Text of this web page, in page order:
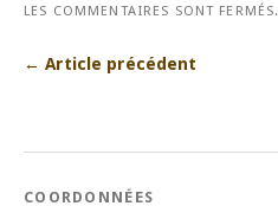
LES COMMENTAIRES SONT FERMÉS.
← Article précédent
COORDONNÉES